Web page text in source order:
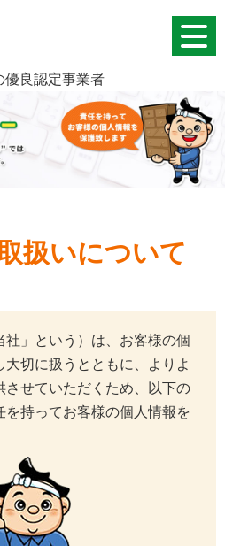
優良認定事業者
扱いについて
社」という）は、お客様の個
大切に扱うとともに、よりよ
させていただくため、以下の
持ってお客様の個人情報を